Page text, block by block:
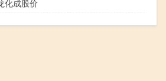
化成股价